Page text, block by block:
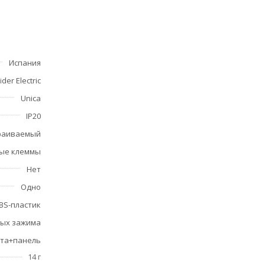
Испания
Electric
Unica
IP20
клеммы
Нет
Одно
пластик
зажима
14 г